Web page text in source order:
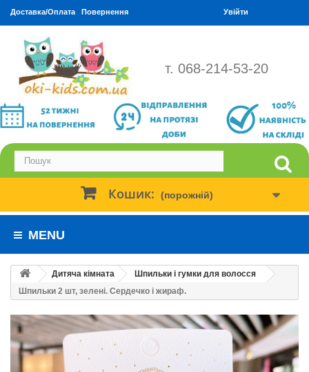
Доставка/Оплата Повернення Увійти
т. 068-214-53-20
Кошик: (порожній)
MENU
Дитяча кімната
Шпильки і гумки для волосся
Шпильки 2 шт, зелені. Сердечко і жираф.